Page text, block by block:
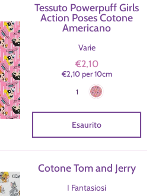
Tessuto Powerpuff Girls
Action Poses Cotone
Americano
Varie
€2,10
€2,10per 10cm
Colore
1
Esaurito
Cotone Tom and Jerry
I Fantasiosi